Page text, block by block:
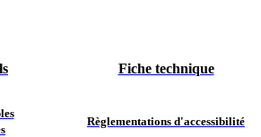
Fiche technique
Règlementations d'accessibilité